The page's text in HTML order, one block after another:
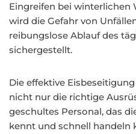
Eingreifen bei winterlichen
wird die Gefahr von
reibungslose Ablauf des
sichergestellt.
Die effektive
nicht nur die richtige
geschultes Personal, das
kennt und schnell handeln